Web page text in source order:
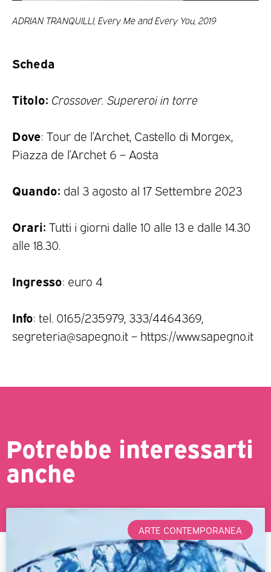
ADRIAN TRANQUILLI, Every Me and Every You, 2019
Scheda
Titolo: Crossover. Supereroi in torre
Dove: Tour de l’Archet, Castello di Morgex,
Piazza de l’Archet 6 – Aosta
Quando: dal 3 agosto al 17 Settembre 2023
Orari: Tutti i giorni dalle 10 alle 13 e dalle 14.30
alle 18.30.
Ingresso: euro 4
Info: tel. 0165/235979, 333/4464369,
segreteria@sapegno.it – https://www.sapegno.it
Potrebbe interessarti
anche
ARTE CONTEMPORANEA